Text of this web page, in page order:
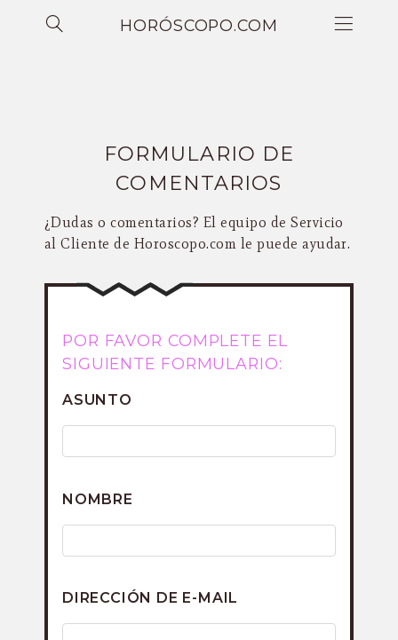
HORÓSCOPO.COM
FORMULARIO DE
COMENTARIOS
¿Dudas o comentarios? El equipo de Servicio
al Cliente de Horoscopo.com le puede ayudar.
POR FAVOR COMPLETE EL
SIGUIENTE FORMULARIO:
ASUNTO
NOMBRE
DIRECCIÓN DE E-MAIL